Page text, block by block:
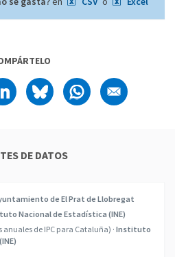
DE DATOS
de El Prat de Llobregat
Nacional de Estadística (INE)
de IPC para Cataluña) · Instituto